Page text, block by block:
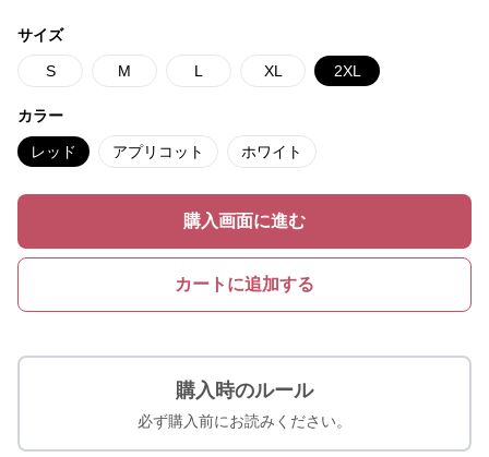
サイズ
S M L XL 2XL
カラー
レッド アプリコット ホワイト
購入画面に進む
カートに追加する
購入時のルール
必ず購入前にお読みください。